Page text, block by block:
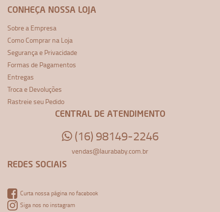
CONHEÇA NOSSA LOJA
Sobre a Empresa
Como Comprar na Loja
Segurança e Privacidade
Formas de Pagamentos
Entregas
Troca e Devoluções
Rastreie seu Pedido
CENTRAL DE ATENDIMENTO
(16) 98149-2246
vendas@laurababy.com.br
REDES SOCIAIS
Curta nossa página no facebook
Siga nos no instagram